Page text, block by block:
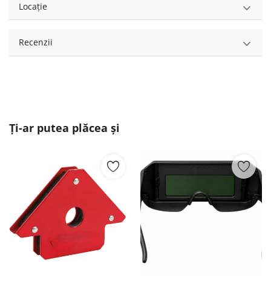
Locație
Recenzii
Ți-ar putea plăcea și